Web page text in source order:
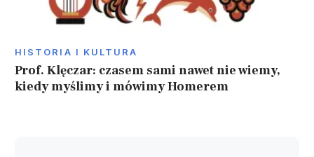
HISTORIA I KULTURA
Prof. Klęczar: czasem sami nawet nie wiemy,
kiedy myślimy i mówimy Homerem